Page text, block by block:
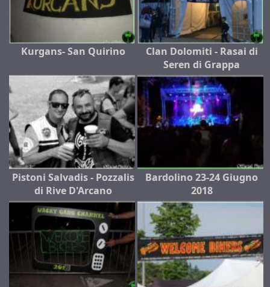
Kurgans- San Quirino
Clan Dolomiti - Rasai di
Seren di Grappa
Pistoni Salvadis - Pozzalis
di Rive D'Arcano
Bardolino 23-24 Giugno
2018